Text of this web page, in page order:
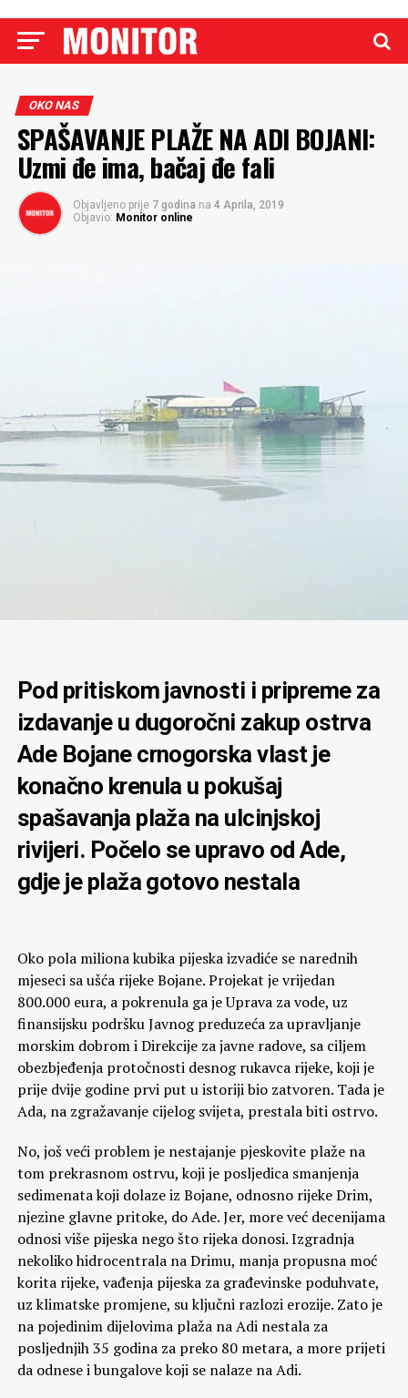
OKO NAS
SPAŠAVANJE PLAŽE NA ADI BOJANI:
Uzmi đe ima, bačaj đe fali
Objavljeno prije 7 godina na 4 Aprila, 2019
Objavio: Monitor online
Pod pritiskom javnosti i pripreme za
izdavanje u dugoročni zakup ostrva
Ade Bojane crnogorska vlast je
konačno krenula u pokušaj
spašavanja plaža na ulcinjskoj
rivijeri. Počelo se upravo od Ade,
gdje je plaža gotovo nestala
Oko pola miliona kubika pijeska izvadiće se narednih
mjeseci sa ušća rijeke Bojane. Projekat je vrijedan
800.000 eura, a pokrenula ga je Uprava za vode, uz
finansijsku podršku Javnog preduzeća za upravljanje
morskim dobrom i Direkcije za javne radove, sa ciljem
obezbjeđenja protočnosti desnog rukavca rijeke, koji je
prije dvije godine prvi put u istoriji bio zatvoren. Tada je
Ada, na zgražavanje cijelog svijeta, prestala biti ostrvo.
No, još veći problem je nestajanje pjeskovite plaže na
tom prekrasnom ostrvu, koji je posljedica smanjenja
sedimenata koji dolaze iz Bojane, odnosno rijeke Drim,
njezine glavne pritoke, do Ade. Jer, more već decenijama
odnosi više pijeska nego što rijeka donosi. Izgradnja
nekoliko hidrocentrala na Drimu, manja propusna moć
korita rijeke, vađenja pijeska za građevinske poduhvate,
uz klimatske promjene, su ključni razlozi erozije. Zato je
na pojedinim dijelovima plaža na Adi nestala za
posljednjih 35 godina za preko 80 metara, a more prijeti
da odnese i bungalove koji se nalaze na Adi.